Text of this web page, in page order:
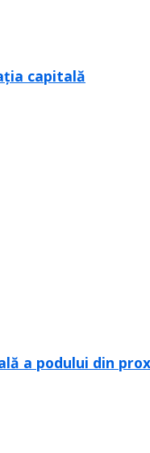
capitală
a podului din